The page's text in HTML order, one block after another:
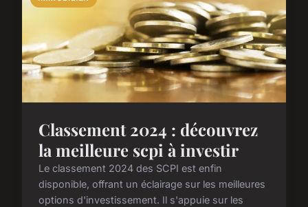
Classement 2024 : découvrez
la meilleure scpi à investir
Le classement 2024 des SCPI est enfin
disponible, offrant un éclairage sur les meilleures
options d'investissement. Il s'appuie sur les